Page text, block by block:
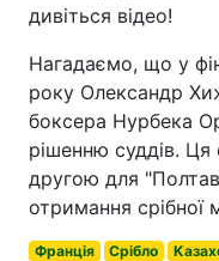
дивіться відео!
Нагадаємо, що у
року Олександр
боксера Нурбека
рішенню суддів. Ця
другою для
отримання срібної
Франція Срібло